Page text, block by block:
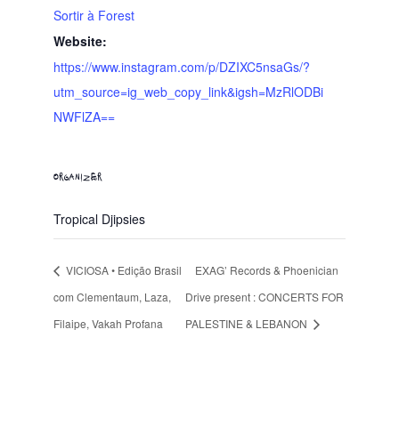
Sortir à Forest
Website:
https://www.instagram.com/p/DZIXC5nsaGs/?
utm_source=ig_web_copy_link&igsh=MzRlODBi
NWFlZA==
ORGANIZER
Tropical Djipsies
VICIOSA • Edição Brasil
com Clementaum, Laza,
Filaipe, Vakah Profana
EXAG’ Records & Phoenician
Drive present : CONCERTS FOR
PALESTINE & LEBANON